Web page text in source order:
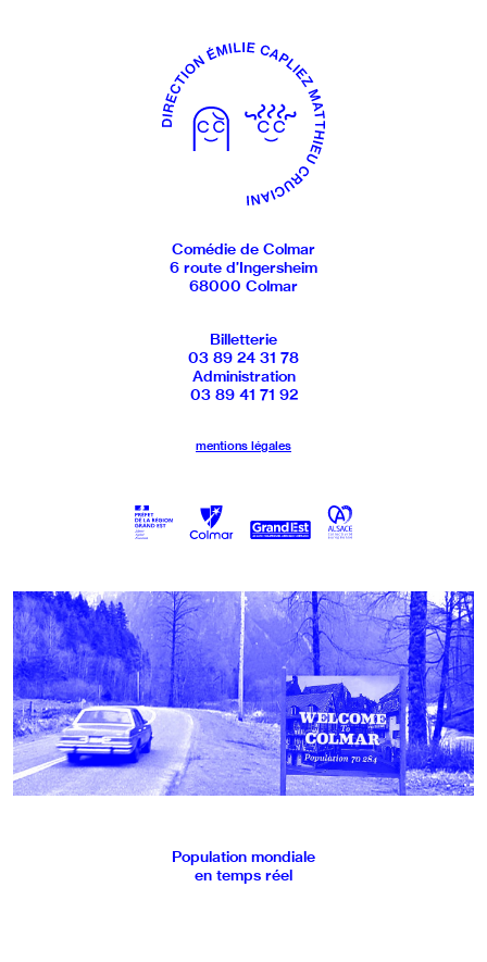
Comédie de Colmar
6 route d’Ingersheim
68000 Colmar
Billetterie
03 89 24 31 78
Administration
03 89 41 71 92
mentions légales
Population mondiale
en temps réel